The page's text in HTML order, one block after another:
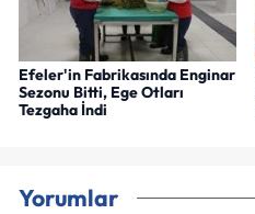
Efeler'in Fabrikasında Enginar
Sezonu Bitti, Ege Otları
Tezgaha İndi
Yorumlar